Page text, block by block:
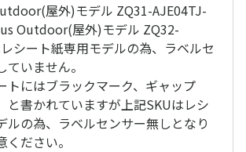
屋外)モデル ZQ31-AJE04TJ-
Outdoor(屋外)モデル ZQ32-
シート紙専用モデルの為、ラベルセ
いません。
にはブラックマーク、ギャップ
と書かれていますが上記SKUはレシ
ルの為、ラベルセンサー無しとなり
ださい。